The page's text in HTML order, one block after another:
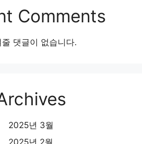
Comments
줄 댓글이 없습니다.
2025년 3월
2025년 2월